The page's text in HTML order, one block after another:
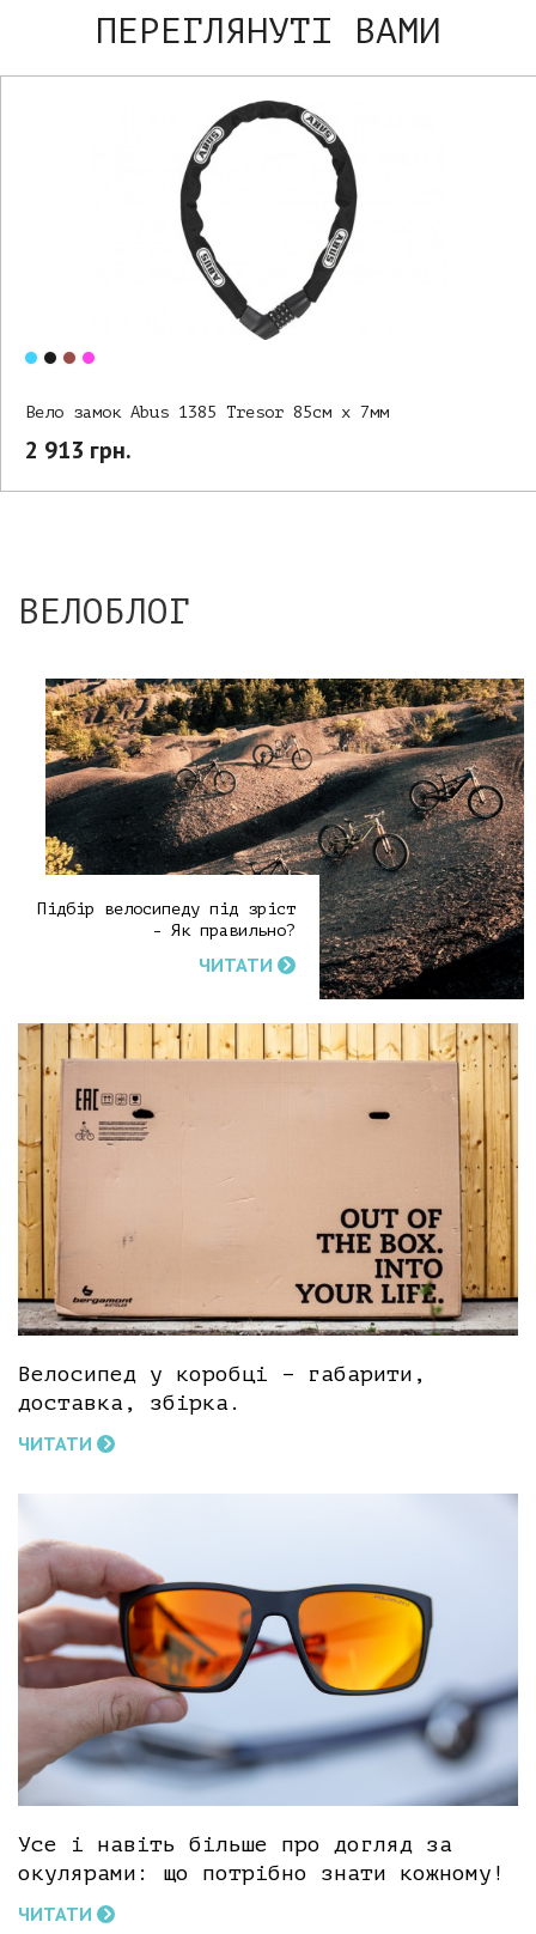
ПЕРЕГЛЯНУТІ ВАМИ
Вело замок Abus 1385 Tresor 85см х 7мм
2 913 грн.
ВЕЛОБЛОГ
Підбір велосипеду під зріст
- Як правильно?
ЧИТАТИ
Велосипед у коробці – габарити,
доставка, збірка.
ЧИТАТИ
Усе і навіть більше про догляд за
окулярами: що потрібно знати кожному!
ЧИТАТИ